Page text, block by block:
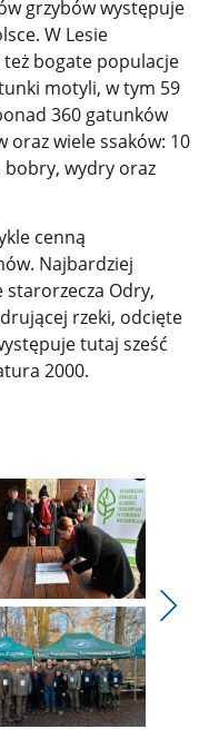
grzybów występuje
W Lesie
bogate populacje
motyli, w tym 59
360 gatunków
oraz wiele ssaków: 10
bobry, wydry oraz
cenną
Najbardziej
starorzecza Odry,
rzeki, odcięte
tutaj sześć
2000.